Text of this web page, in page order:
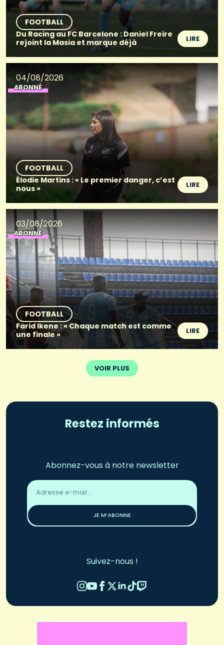
FOOTBALL
Du Racing au FC Barcelone : Daniel Freire
rejoint la Masia et marque déjà
LIRE
04/08/2026
ABONNÉ
FOOTBALL
Élodie Martins : « Le premier danger, c’est
nous »
LIRE
03/08/2026
ABONNÉ
FOOTBALL
Farid Ikene : « Chaque match est comme
une finale »
LIRE
VOIR PLUS
Restez informés
Abonnez-vous à notre newsletter
Adresse
email
JE M’ABONNE
Suivez-nous !